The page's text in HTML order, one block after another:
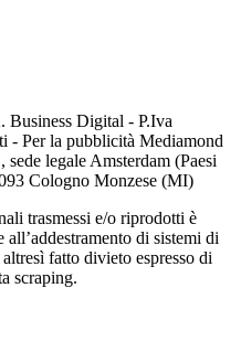
Business Digital - P.Iva
- Per la pubblicità Mediamond
legale Amsterdam (Paesi
Cologno Monzese (MI)
trasmessi e/o riprodotti è
di sistemi di
fatto divieto espresso di
scraping.